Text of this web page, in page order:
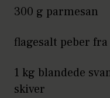
300 g parmesan
flagesalt peber
1 kg blandede
skiver